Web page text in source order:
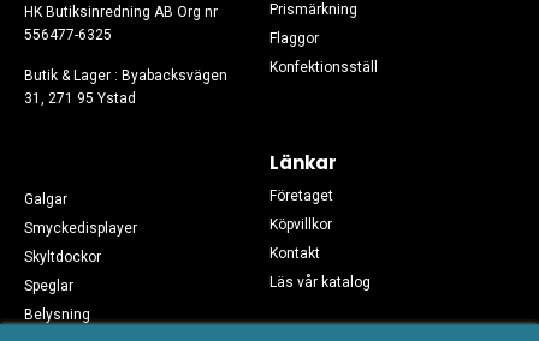
HK Butiksinredning AB Org nr
556477-6325
Butik & Lager : Byabacksvägen
31, 271 95 Ystad
Prismärkning
Flaggor
Konfektionsställ
Galgar
Smyckedisplayer
Skyltdockor
Speglar
Belysning
Länkar
Företaget
Köpvillkor
Kontakt
Läs vår katalog